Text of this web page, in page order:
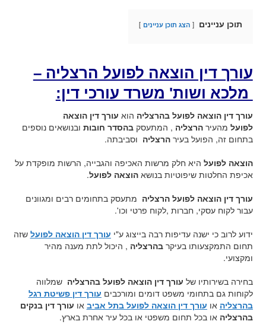
תוכן עניינים הצג תוכן עניינים
עורך דין הוצאה לפועל הרצליה –
מלכא ושות' משרד עורכי דין:
עורך דין הוצאה לפועל בהרצליה הוא עורך דין הוצאה
לפועל מהעירהרצליה , המתעסק בהסדר חובות ובנושאים נוספים
בתחום זה, הפועל בעירהרצליה וסביבתה.
הוצאה לפועל היא חלק מרשות האכיפה והגבייה, הרשות מופקדת על
אכיפת החלטות שיפוטיות בנושאהוצאה לפועל.
עורך דין הוצאה לפועל הרצליה מתעסק בתחומים רבים ומגוונים
עבור לקוח עסקי, חברות ,לקוח פרטי וכו'.
ידוע לרוב כי ישנה עדיפות רבה בייצוג ע"י עורך דין הוצאה לפועל שזה
תחום התמקצעותו בעיקרבהרצליה , היכול לתת מענה מהיר
ומקצועי.
בחירה בשירותיו של עורך דין הוצאה לפועל בהרצליה שמלווה
לקוחות גם בתחומי משפט דומים ומורכבים עורך דין פשיטת רגל
בהרצליה או עורך דין הוצאה לפועל בתל אביב או עורך דין בנקים
בהרצליהאו בכל תחום משפטי או בכל עיר אחרת בארץ.